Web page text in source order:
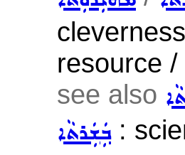
resource
see also
ܒܲܫܲܪܬܵܐ: